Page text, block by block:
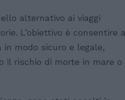
alternativo ai viaggi
L’obiettivo è consentire a
in modo sicuro e legale,
il rischio di morte in mare o